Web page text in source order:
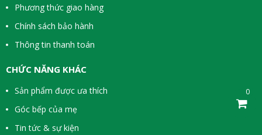
0
Phương thức giao hàng
Chính sách bảo hành
Thông tin thanh toán
CHỨC NĂNG KHÁC
Sản phẩm được ưa thích
Góc bếp của mẹ
Tin tức & sự kiện